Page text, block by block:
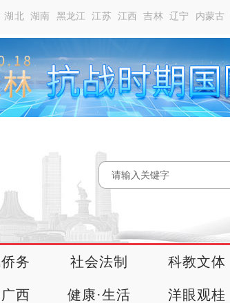
湖北 湖南 黑龙江 江苏 江西 吉林 辽宁 内蒙古
务 社会法制 科教文体
西 健康·生活 洋眼观桂